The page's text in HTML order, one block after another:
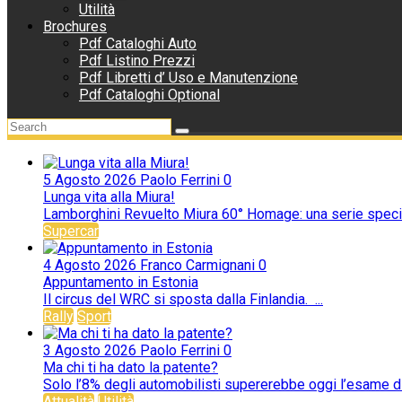
Utilità
Brochures
Pdf Cataloghi Auto
Pdf Listino Prezzi
Pdf Libretti d’ Uso e Manutenzione
Pdf Cataloghi Optional
5 Agosto 2026 Paolo Ferrini 0
Lunga vita alla Miura!
Lamborghini Revuelto Miura 60° Homage: una serie
Supercar
4 Agosto 2026 Franco Carmignani 0
Appuntamento in Estonia
Il circus del WRC si sposta dalla Finlandia. ...
Rally Sport
3 Agosto 2026 Paolo Ferrini 0
Ma chi ti ha dato la patente?
Solo l’8% degli automobilisti supererebbe oggi l’esame